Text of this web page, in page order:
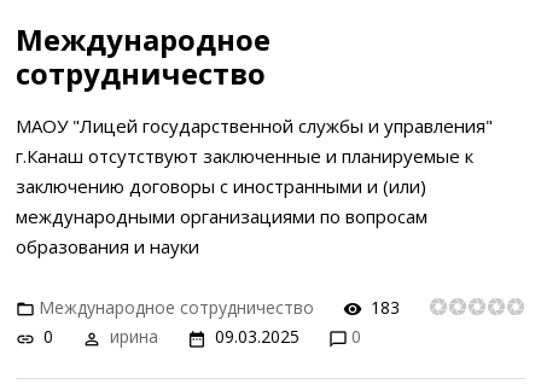
Международное
сотрудничество
МАОУ "Лицей государственной службы и управления"
г.Канаш отсутствуют заключенные и планируемые к
заключению договоры с иностранными и (или)
международными организациями по вопросам
образования и науки
Международное сотрудничество
183
0
ирина 09.03.2025 0